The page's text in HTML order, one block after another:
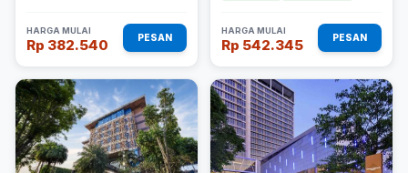
HARGA MULAI
Rp 382.540 PESAN
HARGA MULAI
Rp 542.345 PESAN